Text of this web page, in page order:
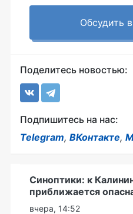
Обсудить
Поделитесь новостью:
Подпишитесь на нас:
Telegram, ВКонтакте,
Синоптики: к
приближается
вчера, 14:52